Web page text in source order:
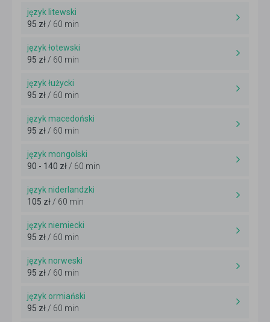
język litewski
95 zł / 60 min
język łotewski
95 zł / 60 min
język łużycki
95 zł / 60 min
język macedoński
95 zł / 60 min
język mongolski
90 - 140 zł / 60 min
język niderlandzki
105 zł / 60 min
język niemiecki
95 zł / 60 min
język norweski
95 zł / 60 min
język ormiański
95 zł / 60 min